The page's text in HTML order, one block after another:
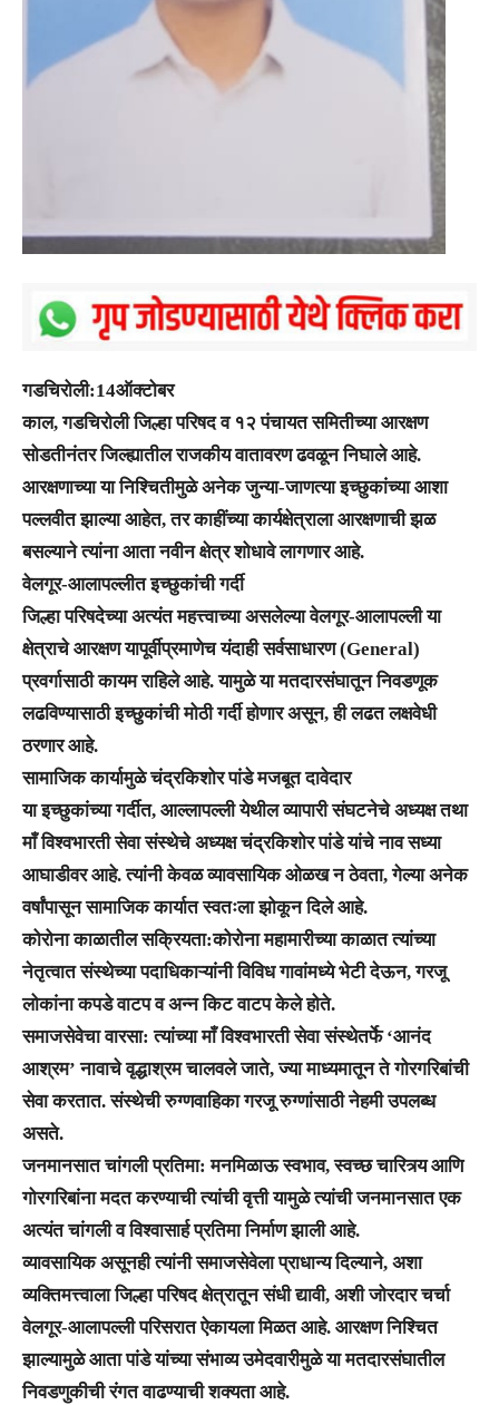
गडचिरोली:14ऑक्टोबर
काल, गडचिरोली जिल्हा परिषद व १२ पंचायत समितीच्या आरक्षण
सोडतीनंतर जिल्ह्यातील राजकीय वातावरण ढवळून निघाले आहे.
आरक्षणाच्या या निश्चितीमुळे अनेक जुन्या-जाणत्या इच्छुकांच्या आशा
पल्लवीत झाल्या आहेत, तर काहींच्या कार्यक्षेत्राला आरक्षणाची झळ
बसल्याने त्यांना आता नवीन क्षेत्र शोधावे लागणार आहे.
वेलगूर-आलापल्लीत इच्छुकांची गर्दी
जिल्हा परिषदेच्या अत्यंत महत्त्वाच्या असलेल्या वेलगूर-आलापल्ली या
क्षेत्राचे आरक्षण यापूर्वीप्रमाणेच यंदाही सर्वसाधारण (General)
प्रवर्गासाठी कायम राहिले आहे. यामुळे या मतदारसंघातून निवडणूक
लढविण्यासाठी इच्छुकांची मोठी गर्दी होणार असून, ही लढत लक्षवेधी
ठरणार आहे.
सामाजिक कार्यामुळे चंद्रकिशोर पांडे मजबूत दावेदार
या इच्छुकांच्या गर्दीत, आल्लापल्ली येथील व्यापारी संघटनेचे अध्यक्ष तथा
माँ विश्वभारती सेवा संस्थेचे अध्यक्ष चंद्रकिशोर पांडे यांचे नाव सध्या
आघाडीवर आहे. त्यांनी केवळ व्यावसायिक ओळख न ठेवता, गेल्या अनेक
वर्षांपासून सामाजिक कार्यात स्वतःला झोकून दिले आहे.
कोरोना काळातील सक्रियता:कोरोना महामारीच्या काळात त्यांच्या
नेतृत्वात संस्थेच्या पदाधिकाऱ्यांनी विविध गावांमध्ये भेटी देऊन, गरजू
लोकांना कपडे वाटप व अन्न किट वाटप केले होते.
समाजसेवेचा वारसा: त्यांच्या माँ विश्वभारती सेवा संस्थेतर्फे ‘आनंद
आश्रम’ नावाचे वृद्धाश्रम चालवले जाते, ज्या माध्यमातून ते गोरगरिबांची
सेवा करतात. संस्थेची रुग्णवाहिका गरजू रुग्णांसाठी नेहमी उपलब्ध
असते.
जनमानसात चांगली प्रतिमा: मनमिळाऊ स्वभाव, स्वच्छ चारित्र्य आणि
गोरगरिबांना मदत करण्याची त्यांची वृत्ती यामुळे त्यांची जनमानसात एक
अत्यंत चांगली व विश्वासार्ह प्रतिमा निर्माण झाली आहे.
व्यावसायिक असूनही त्यांनी समाजसेवेला प्राधान्य दिल्याने, अशा
व्यक्तिमत्त्वाला जिल्हा परिषद क्षेत्रातून संधी द्यावी, अशी जोरदार चर्चा
वेलगूर-आलापल्ली परिसरात ऐकायला मिळत आहे. आरक्षण निश्चित
झाल्यामुळे आता पांडे यांच्या संभाव्य उमेदवारीमुळे या मतदारसंघातील
निवडणुकीची रंगत वाढण्याची शक्यता आहे.